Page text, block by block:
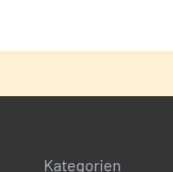
Kategorien